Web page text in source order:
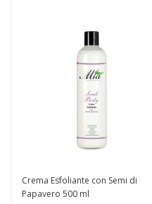
Crema Esfoliante con Semi di
Papavero 500 ml